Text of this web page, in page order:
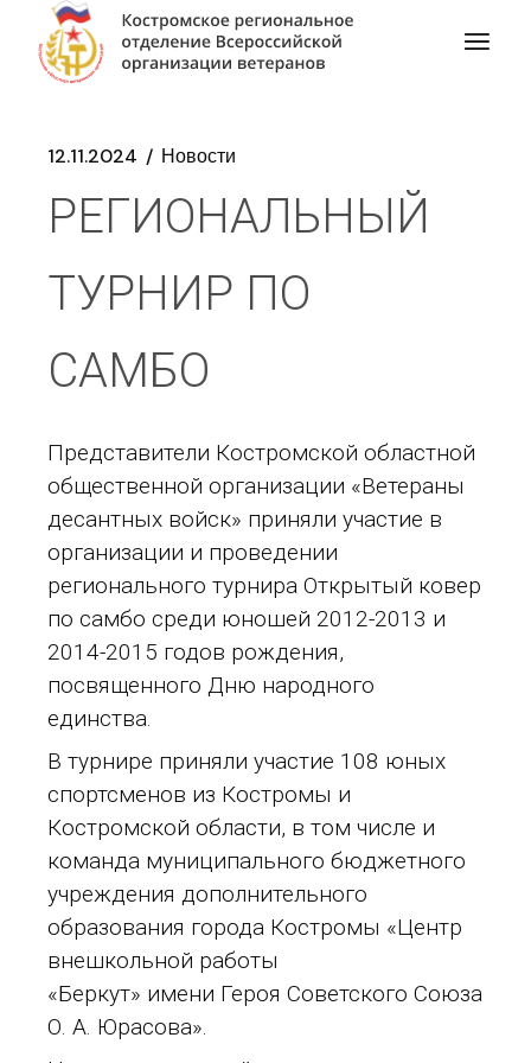
12.11.2024 Новости
РЕГИОНАЛЬНЫЙ
ТУРНИР ПО
САМБО
Представители Костромской областной
общественной организации «Ветераны
десантных войск» приняли участие в
организации и проведении
регионального турнира Открытый ковер
по самбо среди юношей 2012-2013 и
2014-2015 годов рождения,
посвященного Дню народного
единства.
В турнире приняли участие 108 юных
спортсменов из Костромы и
Костромской области, в том числе и
команда муниципального бюджетного
учреждения дополнительного
образования города Костромы «Центр
внешкольной работы
«Беркут» имени Героя Советского Союза
О. А. Юрасова».